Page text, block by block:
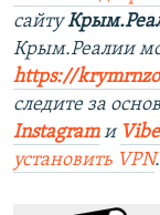
сайту
Крым.Реалии
https://
следите за
Instagram и
установить VPN.